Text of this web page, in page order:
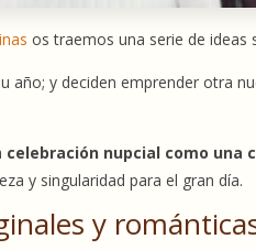
os traemos una serie de ideas
año; y deciden emprender otra
celebración nupcial como una
y singularidad para el gran día.
y